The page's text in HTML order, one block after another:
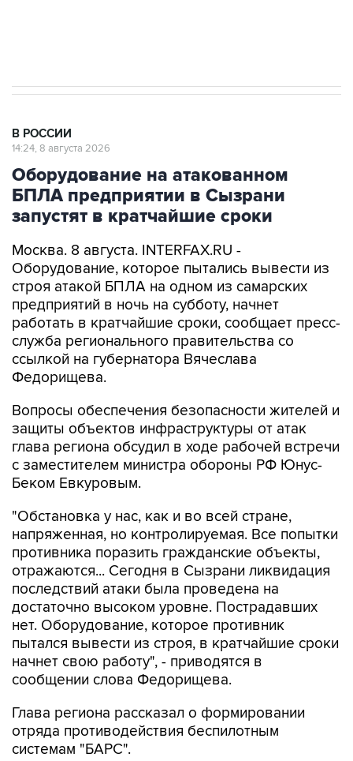
В РОССИИ
14:24, 8 августа 2026
Оборудование на атакованном
БПЛА предприятии в Сызрани
запустят в кратчайшие сроки
Москва. 8 августа. INTERFAX.RU -
Оборудование, которое пытались вывести из
строя атакой БПЛА на одном из самарских
предприятий в ночь на субботу, начнет
работать в кратчайшие сроки, сообщает пресс-
служба регионального правительства со
ссылкой на губернатора Вячеслава
Федорищева.
Вопросы обеспечения безопасности жителей и
защиты объектов инфраструктуры от атак
глава региона обсудил в ходе рабочей встречи
с заместителем министра обороны РФ Юнус-
Беком Евкуровым.
"Обстановка у нас, как и во всей стране,
напряженная, но контролируемая. Все попытки
противника поразить гражданские объекты,
отражаются... Сегодня в Сызрани ликвидация
последствий атаки была проведена на
достаточно высоком уровне. Пострадавших
нет. Оборудование, которое противник
пытался вывести из строя, в кратчайшие сроки
начнет свою работу", - приводятся в
сообщении слова Федорищева.
Глава региона рассказал о формировании
отряда противодействия беспилотным
системам "БАРС".